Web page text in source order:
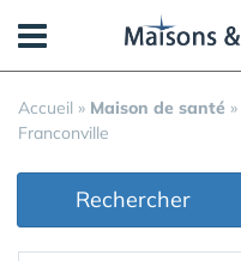
Accueil » Maison de santé »
Franconville
Rechercher
Panneau de gestion des cookies